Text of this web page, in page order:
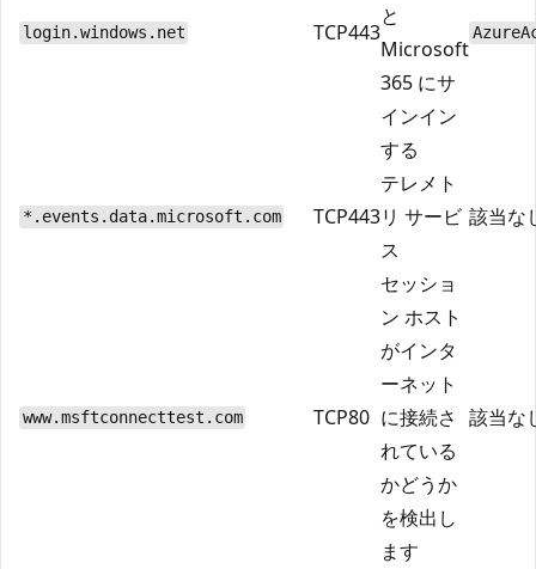
login.windows.net TCP443
と
Microsoft
365 にサ
インイン
する
*.events.data.microsoft.com TCP443
テレメト
リ サービ
ス
該当な
www.msftconnecttest.com TCP80
セッショ
ン ホスト
がインタ
ーネット
に接続さ
れている
かどうか
を検出し
ます
該当な